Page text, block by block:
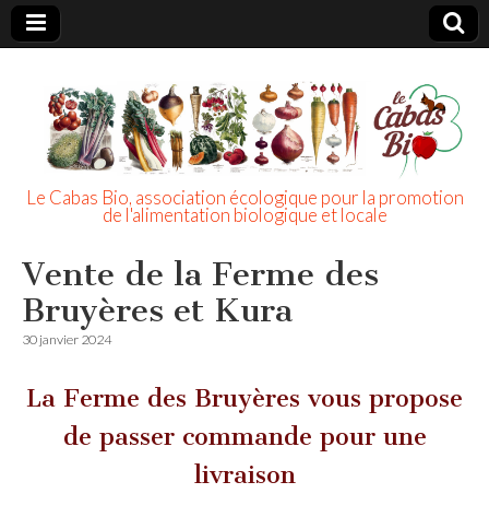
Le Cabas Bio, association écologique pour la promotion
de l'alimentation biologique et locale
Vente de la Ferme des
Bruyères et Kura
30 janvier 2024
La Ferme des Bruyères vous propose
de passer commande pour une
livraison